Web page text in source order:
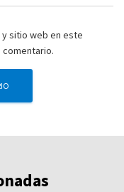
sitio web en este
comentario.